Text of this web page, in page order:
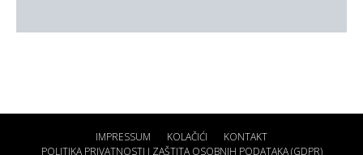
IMPRESSUM KOLAČIĆI
KONTAKT
POLITIKA PRIVATNOSTI I ZAŠTITA OSOBNIH PODATAKA (GDPR)